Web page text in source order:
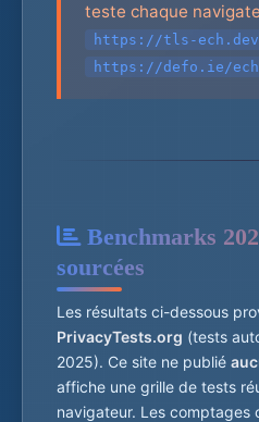
teste chaque
https://tls-ech.dev
https://defo.ie/
Benchmarks
sourcées
Les résultats ci-dessous
PrivacyTests.org (tests
2025). Ce site ne publié
affiche une grille de tests
navigateur. Les comptages